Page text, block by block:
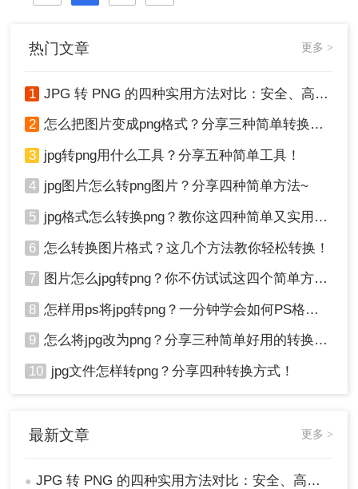
式的图像转换为PNG格式，可以使用
热门文章 更多 >
1 JPG 转 PNG 的四种实用方法对比：安全、高效转换指南！
2 怎么把图片变成png格式？分享三种简单转换方法！
3 jpg转png用什么工具？分享五种简单工具！
4 jpg图片怎么转png图片？分享四种简单方法~
5 jpg格式怎么转换png？教你这四种简单又实用的方法！
6 怎么转换图片格式？这几个方法教你轻松转换！
7 图片怎么jpg转png？你不仿试试这四个简单方法！
8 怎样用ps将jpg转png？一分钟学会如何PS格式转换！
9 怎么将jpg改为png？分享三种简单好用的转换方法
10 jpg文件怎样转png？分享四种转换方式！
最新文章 更多 >
● JPG 转 PNG 的四种实用方法对比：安全、高效转换指南！